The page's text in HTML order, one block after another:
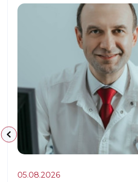
05.08.2026